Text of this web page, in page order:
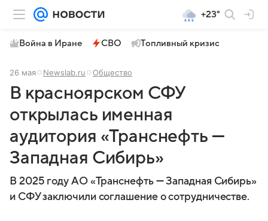
+23°
Война в Иране СВО Топливный кризис
26 мая Newslab.ru Общество
В красноярском СФУ
открылась именная
аудитория «Транснефть —
Западная Сибирь»
В 2025 году АО «Транснефть — Западная Сибирь»
и СФУ заключили соглашение о сотрудничестве.